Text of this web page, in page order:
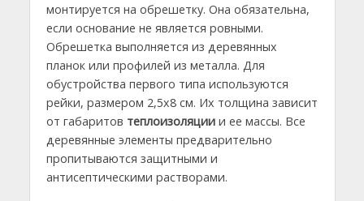
монтируется на обрешетку. Она обязательна,
если основание не является ровными.
Обрешетка выполняется из деревянных
планок или профилей из металла. Для
обустройства первого типа используются
рейки, размером 2,5х8 см. Их толщина зависит
от габаритов теплоизоляциии ее массы. Все
деревянные элементы предварительно
пропитываются защитными и
антисептическими растворами.